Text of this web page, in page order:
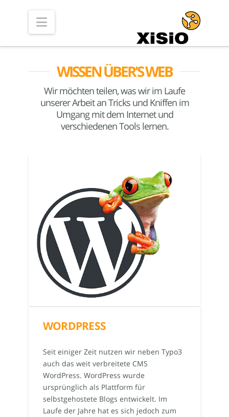
Navigation
WISSEN ÜBER'S WEB
Wir möchten teilen, was wir im Laufe
unserer Arbeit an Tricks und Kniffen im
Umgang mit dem Internet und
verschiedenen Tools lernen.
WORDPRESS
Seit einiger Zeit nutzen wir neben Typo3
auch das weit verbreitete CMS
WordPress. WordPress wurde
ursprünglich als Plattform für
selbstgehostete Blogs entwickelt. Im
Laufe der Jahre hat es sich jedoch zum